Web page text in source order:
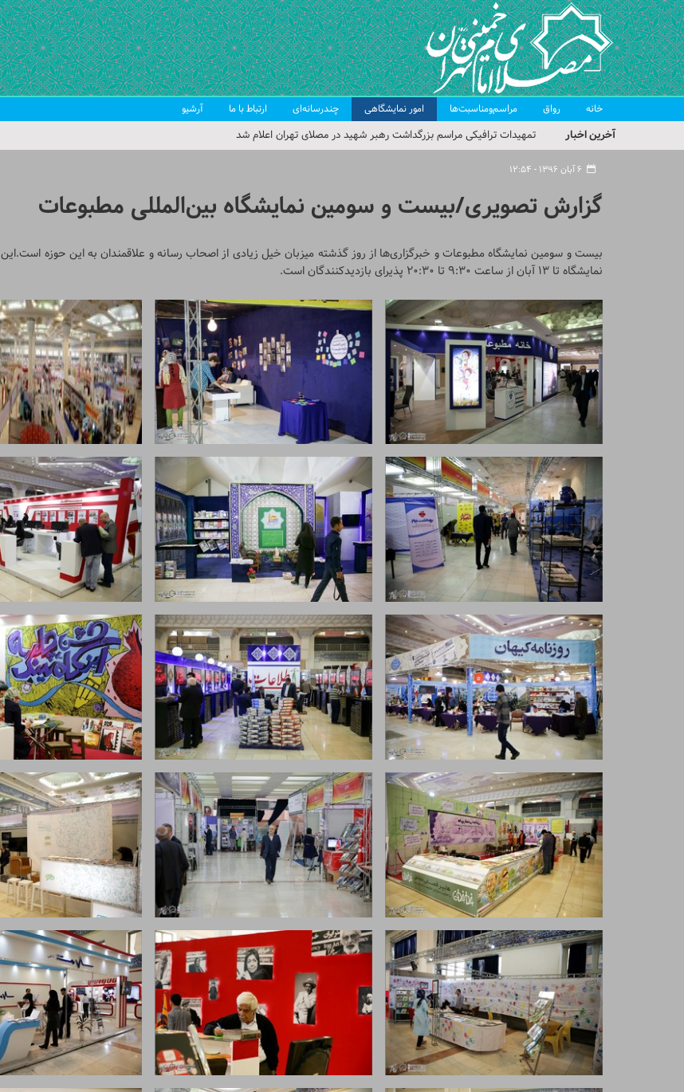
خانه رواق مراسم‌ومناسبت‌ها امور نمایشگاهی چندرسانه‌ای ارتباط با ما آرشیو
آخرین اخبار
تمهیدات ترافیکی مراسم بزرگداشت رهبر شهید در مصلای تهران اعلام شد
گزارش تصویری| مراسم نماز بر پیکر امام شهید انقلاب اسلامی ایران
گزارش تصویری| مراسم بزرگداشت آقای شهید ایران
گزارش تصویری/بیست و سومین نمایشگاه بین‌المللی مطبوعات
بیست و سومین نمایشگاه مطبوعات و خبرگزاری‌ها از روز گذشته میزبان خیل زیادی از اصحاب رسانه و علاقمندان به این حوزه است.این
نمایشگاه تا ۱۳ آبان از ساعت ۹:۳۰ تا ۲۰:۳۰ پذیرای بازدیدکنندگان است.